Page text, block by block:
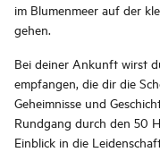
im Blumenmeer auf der
gehen.
Bei deiner Ankunft wirst
empfangen, die dir die
Geheimnisse und
Rundgang durch den 50
Einblick in die